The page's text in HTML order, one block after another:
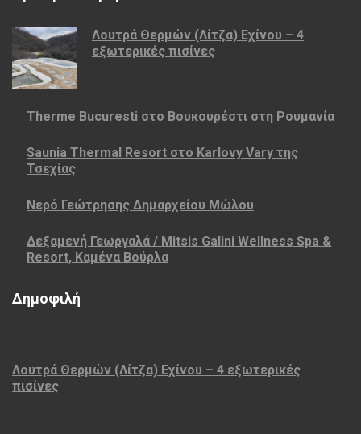
Λουτρά Θερμών (Λίτζα) Εχίνου – 4
εξωτερικές πισίνες
Therme Bucuresti στο Βουκουρέστι στη Ρουμανία
Saunia Thermal Resort στο Karlovy Vary της
Τσεχίας
Νερό Γεώτρησης Δημαρχείου Μώλου
Δεξαμενή Γεωργαλά / Mitsis Galini Wellness Spa &
Resort, Καμένα Βούρλα
Δημοφιλή
Λουτρά Θερμών (Λίτζα) Εχίνου – 4 εξωτερικές
πισίνες